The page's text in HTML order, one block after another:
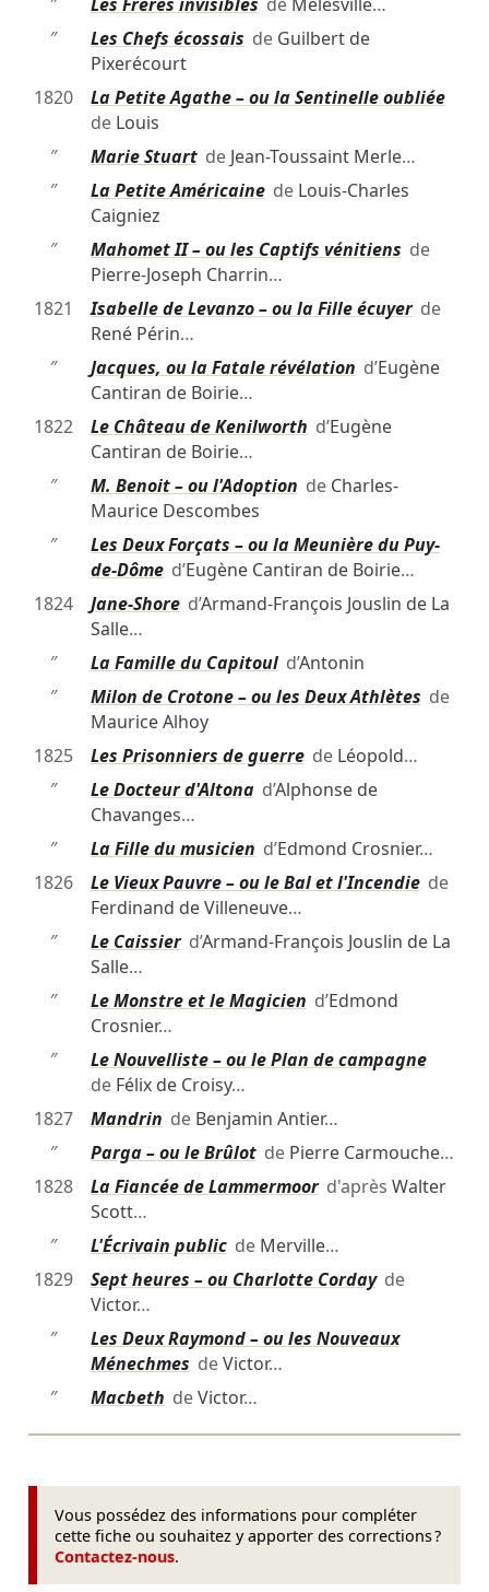
″
Les Chefs écossais de Guilbert de
Pixerécourt
1820
La Petite Agathe – ou la Sentinelle oubliée
de Louis
″
Marie Stuartde Jean-Toussaint Merle…
″
La Petite Américainede Louis-Charles
Caigniez
″
Mahomet II – ou les Captifs vénitiens de
Pierre-Joseph Charrin…
1821
Isabelle de Levanzo – ou la Fille écuyerde
René Périn…
″
Jacques, ou la Fatale révélation d’Eugène
Cantiran de Boirie…
1822
Le Château de Kenilworth d’Eugène
Cantiran de Boirie…
″
M. Benoit – ou l'Adoption de Charles-
Maurice Descombes
″
Les Deux Forçats – ou la Meunière du Puy-
de-Dômed’Eugène Cantiran de Boirie…
1824
Jane-Shored’Armand-François Jouslin de La
Salle…
″
La Famille du Capitould’Antonin
″
Milon de Crotone – ou les Deux Athlètes de
Maurice Alhoy
1825
Les Prisonniers de guerrede Léopold…
″
Le Docteur d'Altonad’Alphonse de
Chavanges…
″
La Fille du musicien d’Edmond Crosnier…
1826
Le Vieux Pauvre – ou le Bal et l'Incendiede
Ferdinand de Villeneuve…
″
Le Caissierd’Armand-François Jouslin de La
Salle…
″
Le Monstre et le Magicien d’Edmond
Crosnier…
″
Le Nouvelliste – ou le Plan de campagne
de Félix de Croisy…
1827
Mandrin de Benjamin Antier…
″
Parga – ou le Brûlotde Pierre Carmouche…
1828
La Fiancée de Lammermoord'après Walter
Scott…
″
L'Écrivain publicde Merville…
1829
Sept heures – ou Charlotte Cordayde
Victor…
″
Les Deux Raymond – ou les Nouveaux
Ménechmes deVictor…
″
Macbeth deVictor…
Vous possédez des informations pour compléter
cette fiche ou souhaitez y apporter des corrections ?
Contactez-nous.